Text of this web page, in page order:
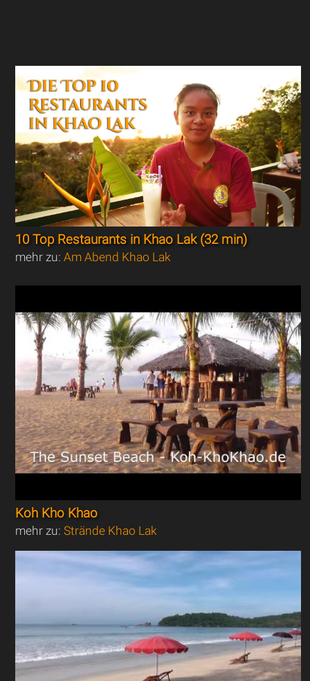
10 Top Restaurants in Khao Lak (32 min)
mehr zu:Am Abend Khao Lak
Koh Kho Khao
mehr zu:Strände Khao Lak